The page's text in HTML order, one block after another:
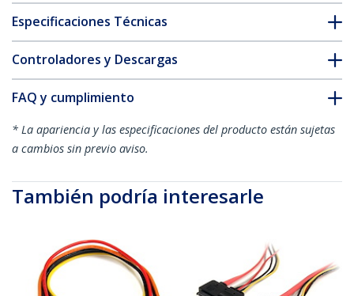
Especificaciones Técnicas
Controladores y Descargas
FAQ y cumplimiento
* La apariencia y las especificaciones del producto están sujetas
a cambios sin previo aviso.
También podría interesarle